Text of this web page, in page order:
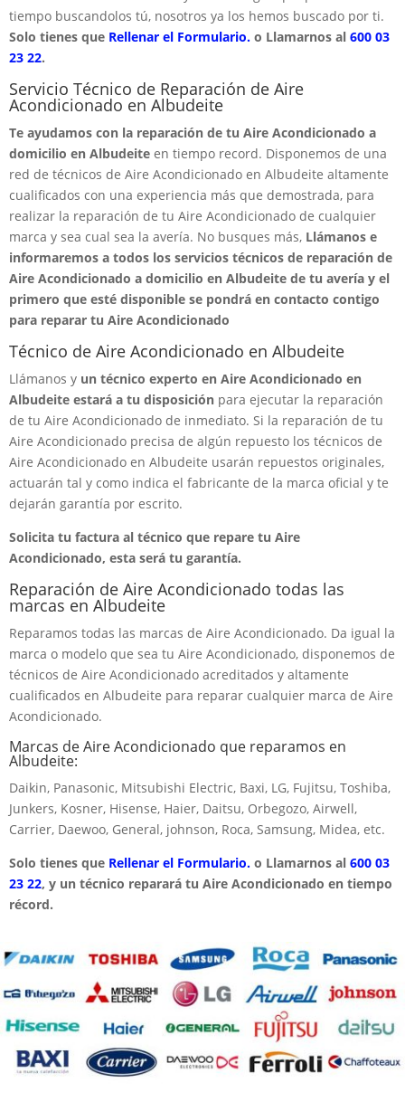
tiempo buscandolos tú, nosotros ya los hemos buscado por ti.
Solo tienes que Rellenar el Formulario. o Llamarnos al 600 03
23 22.
Servicio Técnico de Reparación de Aire
Acondicionado en Albudeite
Te ayudamos con la reparación de tu Aire Acondicionado a
domicilio en Albudeite en tiempo record. Disponemos de una
red de técnicos de Aire Acondicionado en Albudeite altamente
cualificados con una experiencia más que demostrada, para
realizar la reparación de tu Aire Acondicionado de cualquier
marca y sea cual sea la avería. No busques más, Llámanos e
informaremos a todos los servicios técnicos de reparación de
Aire Acondicionado a domicilio en Albudeite de tu avería y el
primero que esté disponible se pondrá en contacto contigo
para reparar tu Aire Acondicionado
Técnico de Aire Acondicionado en Albudeite
Llámanos y un técnico experto en Aire Acondicionado en
Albudeite estará a tu disposición para ejecutar la reparación
de tu Aire Acondicionado de inmediato. Si la reparación de tu
Aire Acondicionado precisa de algún repuesto los técnicos de
Aire Acondicionado en Albudeite usarán repuestos originales,
actuarán tal y como indica el fabricante de la marca oficial y te
dejarán garantía por escrito.
Solicita tu factura al técnico que repare tu Aire
Acondicionado, esta será tu garantía.
Reparación de Aire Acondicionado todas las
marcas en Albudeite
Reparamos todas las marcas de Aire Acondicionado. Da igual la
marca o modelo que sea tu Aire Acondicionado, disponemos de
técnicos de Aire Acondicionado acreditados y altamente
cualificados en Albudeite para reparar cualquier marca de Aire
Acondicionado.
Marcas de Aire Acondicionado que reparamos en
Albudeite:
Daikin, Panasonic, Mitsubishi Electric, Baxi, LG, Fujitsu, Toshiba,
Junkers, Kosner, Hisense, Haier, Daitsu, Orbegozo, Airwell,
Carrier, Daewoo, General, johnson, Roca, Samsung, Midea, etc.
Solo tienes que Rellenar el Formulario. o Llamarnos al 600 03
23 22, y un técnico reparará tu Aire Acondicionado en tiempo
récord.